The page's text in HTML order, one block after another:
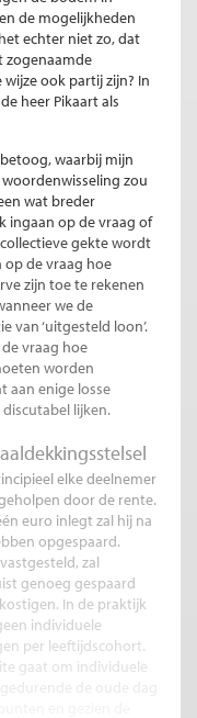
de mogelijkheden
echter niet zo, dat
zogenaamde
ook partij zijn? In
heer Pikaart als
waarbij mijn
zou
wat breder
ingaan op de vraag of
gekte wordt
op de vraag hoe
zijn toe te rekenen
we de
van ‘uitgesteld loon’.
vraag hoe
worden
aan enige losse
lijken.
elke deelnemer
door de rente.
euro inlegt zal hij na
opgespaard.
zal
genoeg gespaard
In de praktijk
individuele
per leeftijdscohort.
gaat om individuele
de oude dag